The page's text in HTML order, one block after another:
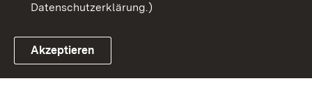
Datenschutzerklärung.)
Akzeptieren